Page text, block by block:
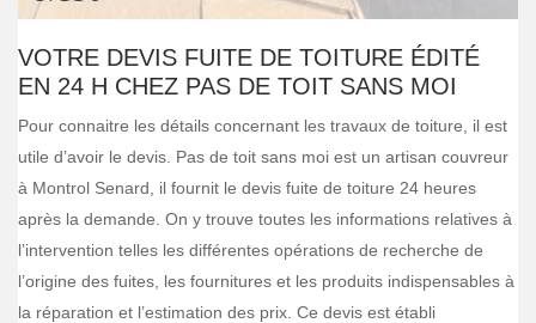
VOTRE DEVIS FUITE DE TOITURE ÉDITÉ
EN 24 H CHEZ PAS DE TOIT SANS MOI
Pour connaitre les détails concernant les travaux de toiture, il est
utile d’avoir le devis. Pas de toit sans moi est un artisan couvreur
à Montrol Senard, il fournit le devis fuite de toiture 24 heures
après la demande. On y trouve toutes les informations relatives à
l’intervention telles les différentes opérations de recherche de
l’origine des fuites, les fournitures et les produits indispensables à
la réparation et l’estimation des prix. Ce devis est établi